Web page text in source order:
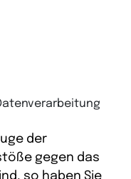
der
gegen das
so haben Sie